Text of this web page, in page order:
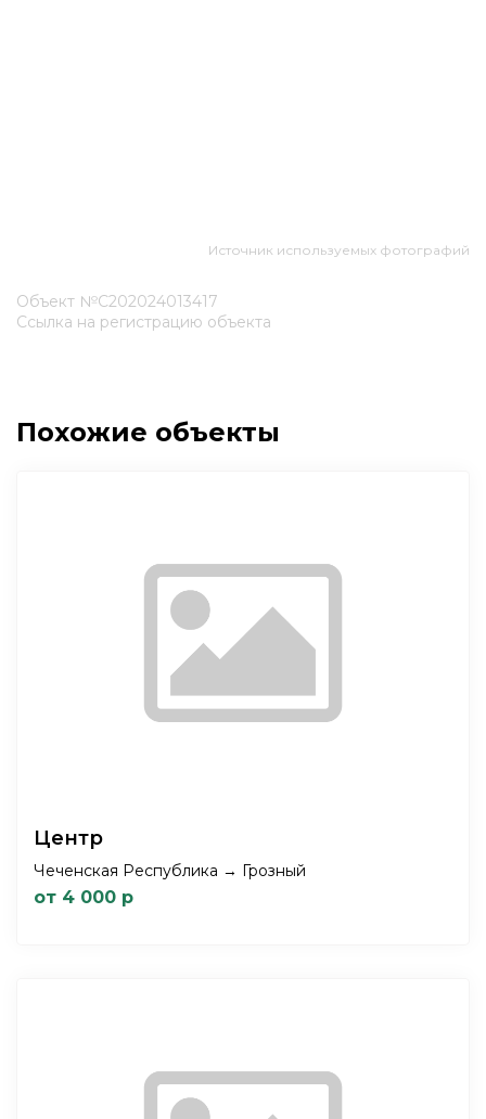
Источник используемых фотографий
Объект №С202024013417
Ссылка на регистрацию объекта
Похожие объекты
Центр
Чеченская Республика → Грозный
от 4 000 р